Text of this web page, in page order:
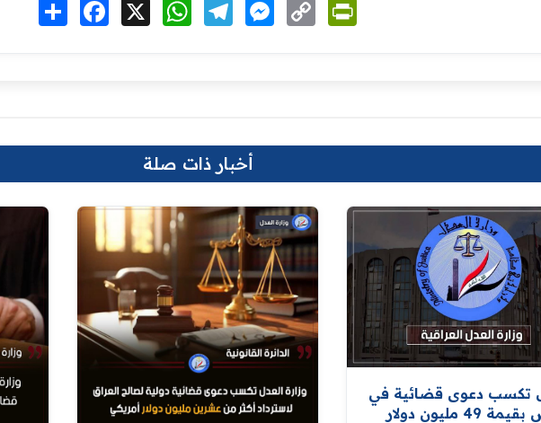
انشر Facebook WhatsAppTelegramMessenger
Copy
Link
أخبار ذات صلة
تكسب دعوى قضائية في
باريس بقيمة 49 مليون دولار